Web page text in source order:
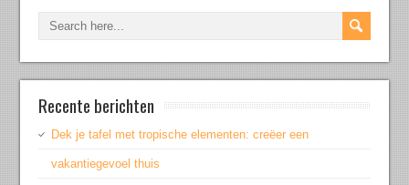
Recente berichten
Dek je tafel met tropische elementen: creëer een
vakantiegevoel thuis